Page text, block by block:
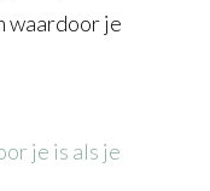
waardoor je